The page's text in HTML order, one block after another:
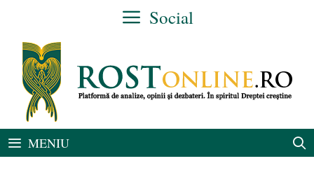
conținut
Social
MENIU